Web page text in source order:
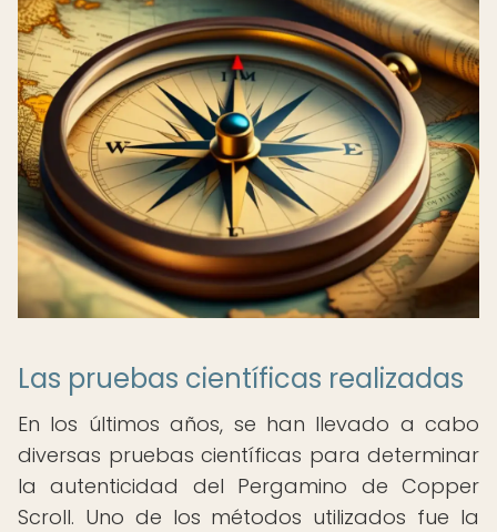
Las pruebas científicas realizadas
En los últimos años, se han llevado a cabo
diversas pruebas científicas para determinar
la autenticidad del Pergamino de Copper
Scroll. Uno de los métodos utilizados fue la